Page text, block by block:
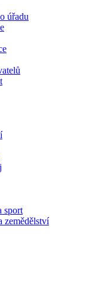
úřadu
sport
zemědělství